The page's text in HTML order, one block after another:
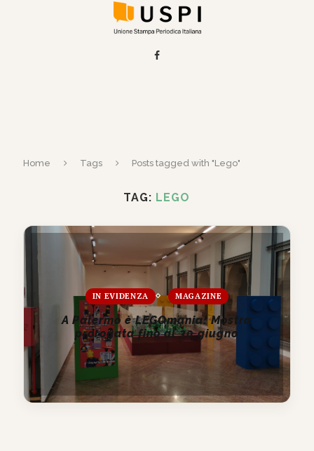
Home Tags Posts tagged with "Lego"
TAG: LEGO
IN EVIDENZA MAGAZINE
A Palermo è LEGOmania! Mostra
prorogata fino al 30 giugno